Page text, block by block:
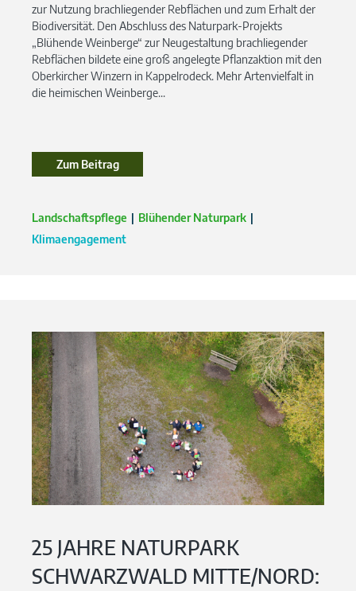
zur Nutzung brachliegender Rebflächen und zum Erhalt der
Biodiversität. Den Abschluss des Naturpark-Projekts
„Blühende Weinberge“ zur Neugestaltung brachliegender
Rebflächen bildete eine groß angelegte Pflanzaktion mit den
Oberkircher Winzern in Kappelrodeck. Mehr Artenvielfalt in
die heimischen Weinberge...
Zum BeitragZum Beitrag
Landschaftspflege
Blühender Naturpark
Klimaengagement
25 JAHRE NATURPARK
SCHWARZWALD MITTE/NORD: